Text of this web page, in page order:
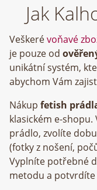
Jak
Veškerévoňavé
je pouze od
unikátní systém,
abychom Vám
Nákup fetish
klasickém e-shopu.
prádlo, zvolíte
(fotky z nošení,
Vyplníte potřebné
metodu a potvrdíte